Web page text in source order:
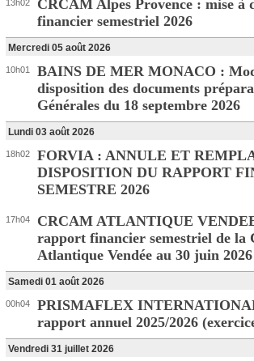
13h02
CRCAM Alpes Provence : mise à
financier semestriel 2026
Mercredi 05 août 2026
10h01
BAINS DE MER MONACO :
disposition des documents
Générales du 18 septembre 2026
Lundi 03 août 2026
18h02
FORVIA : ANNULE ET
DISPOSITION DU RAPPORT
SEMESTRE 2026
17h04
CRCAM ATLANTIQUE
rapport financier semestriel de la
Atlantique Vendée au 30 juin 2026
Samedi 01 août 2026
00h04
PRISMAFLEX
rapport annuel 2025/2026
Vendredi 31 juillet 2026